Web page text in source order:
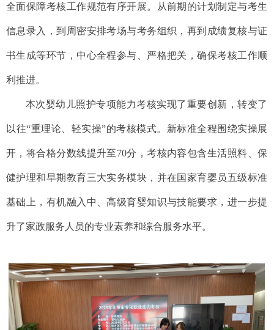
全面保障考核工作规范有序开展。从前期的计划制定与考生
信息录入，到周密安排考场与考务组织，再到成绩复核与证
书生成等环节，中心全程参与、严格把关，确保考核工作顺
利推进。
本次婴幼儿照护专项能力考核实现了重要创新，转变了
以往“重理论、轻实操”的考核模式。新标准全程围绕实操展
开，将合格分数线提升至70分，考核内容包含生活照料、保
健护理和早期教育三大实务模块，并在国家育婴员五级标准
基础上，有机融入中、高级育婴知识与技能要求，进一步提
升了家政服务人员的专业素养和综合服务水平。